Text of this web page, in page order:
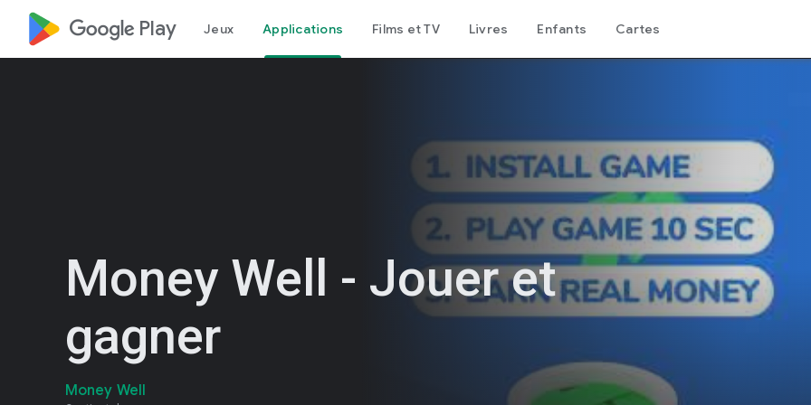
google_logo Play Jeux Applications Films et TV Livres Enfants Cartes
Money Well - Jouer et
gagner
Money Well